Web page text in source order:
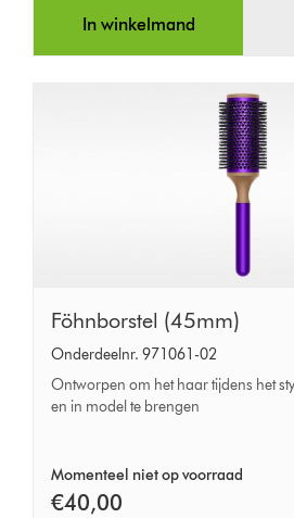
In winkelmand
Föhnborstel
(45mm)
Föhnborstel (45mm)
Onderdeelnr. 971061-02
Ontworpen om het haar tijdens het
en in model te brengen
Momenteel niet op voorraad
€40,00